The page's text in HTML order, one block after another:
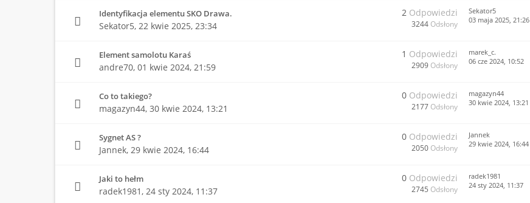
Identyfikacja elementu SKO Drawa.
Sekator5, 22 kwie 2025, 23:34
2 Odpowiedzi
3244 Odsłony
Sekator5
03 maja 2025, 21:26
Element samolotu Karaś
andre70, 01 kwie 2024, 21:59
1 Odpowiedzi
2909 Odsłony
marek_c.
06 cze 2024, 10:52
Co to takiego?
magazyn44, 30 kwie 2024, 13:21
0 Odpowiedzi
2177 Odsłony
magazyn44
30 kwie 2024, 13:21
Sygnet AS ?
Jannek, 29 kwie 2024, 16:44
0 Odpowiedzi
2050 Odsłony
Jannek
29 kwie 2024, 16:44
Jaki to hełm
radek1981, 24 sty 2024, 11:37
0 Odpowiedzi
2745 Odsłony
radek1981
24 sty 2024, 11:37